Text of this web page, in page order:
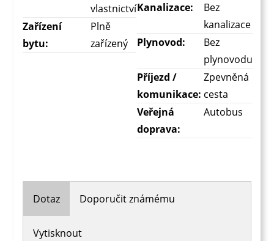
vlastnictví
Zařízení
bytu:
Plně
zařízený
Kanalizace:
Bez
kanalizace
Plynovod:
Bez
plynovodu
Příjezd /
komunikace:
Zpevněná
cesta
Veřejná
doprava:
Autobus
Dotaz Doporučit známému
Vytisknout